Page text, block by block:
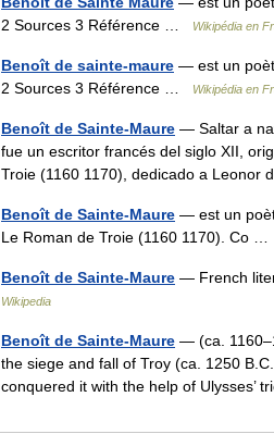
2 Sources 3 Référence …
Wikipédia en
Benoît de sainte-maure — est un
2 Sources 3 Référence …
Wikipédia en
Benoît de Sainte-Maure — Saltar a
fue un escritor francés del siglo XII,
Troie (1160 1170), dedicado a
Benoît de Sainte-Maure — est un
Le Roman de Troie (1160 1170). Co …
Benoît de Sainte-Maure — French
Wikipedia
Benoît de Sainte-Maure — (ca.
the siege and fall of Troy (ca. 1250
conquered it with the help of